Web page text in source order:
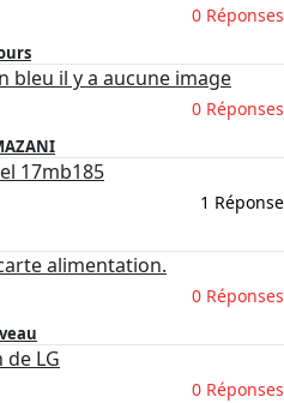
0 Réponses
bleu il y a aucune image
0 Réponses
17mb185
1 Réponse
alimentation.
0 Réponses
LG
0 Réponses